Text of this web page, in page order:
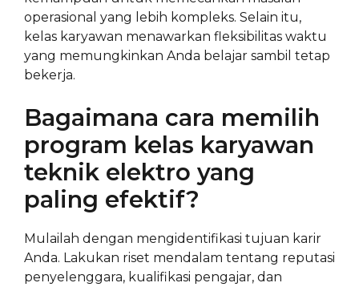
operasional yang lebih kompleks. Selain itu,
kelas karyawan menawarkan fleksibilitas waktu
yang memungkinkan Anda belajar sambil tetap
bekerja.
Bagaimana cara memilih
program kelas karyawan
teknik elektro yang
paling efektif?
Mulailah dengan mengidentifikasi tujuan karir
Anda. Lakukan riset mendalam tentang reputasi
penyelenggara, kualifikasi pengajar, dan